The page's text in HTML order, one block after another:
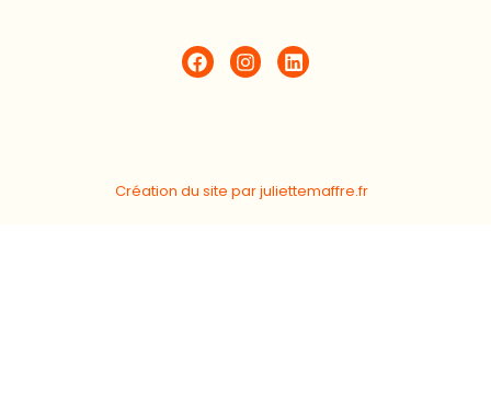
Création du site parjuliettemaffre.fr